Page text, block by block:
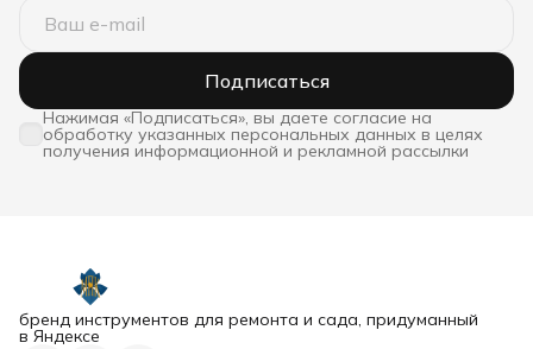
Подписаться
Нажимая «Подписаться», вы даете согласие на
обработку указанных персональных данных в целях
получения информационной и рекламной рассылки
бренд инструментов для ремонта и сада, придуманный
в Яндексе